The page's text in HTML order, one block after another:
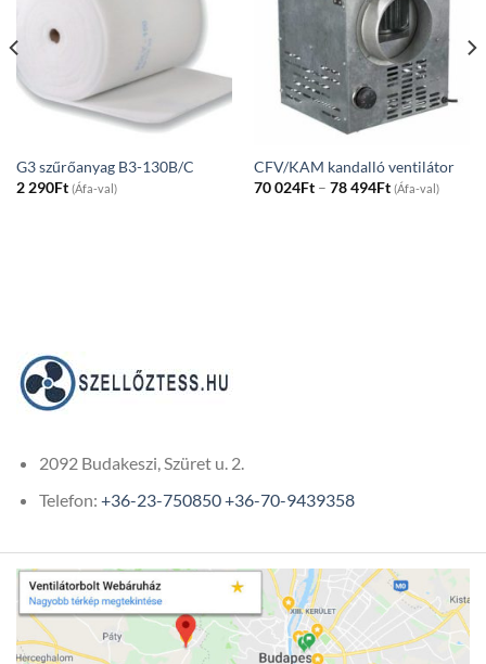
G3 szűrőanyag B3-130B/C
2 290Ft (Áfa-val)
CFV/KAM kandalló ventilátor
70 024Ft – 78 494FtPrice
range:
(Áfa-val)
2092 Budakeszi, Szüret u. 2.
Telefon: +36-23-750850+36-70-9439358